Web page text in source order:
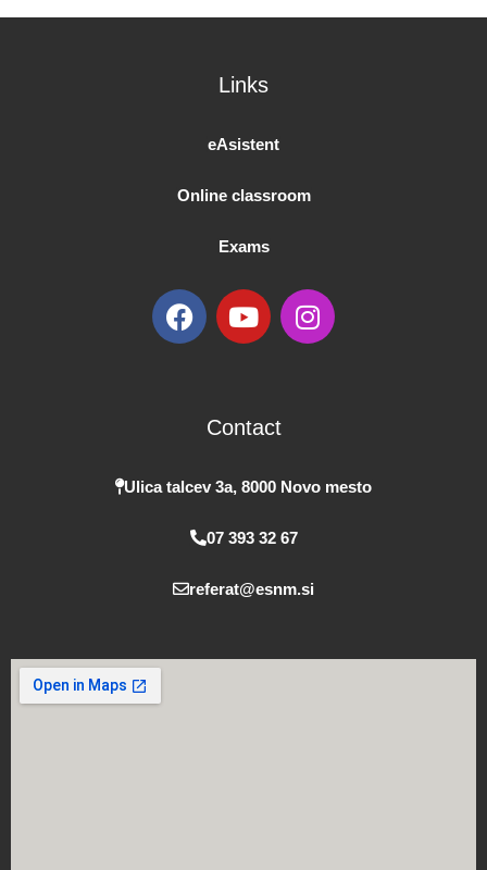
Links
eAsistent
Online classroom
Exams
F
a
c
k
Y
o
u
b
I
n
s
a
Contact
Ulica talcev 3a, 8000 Novo mesto
07 393 32 67
referat@esnm.si